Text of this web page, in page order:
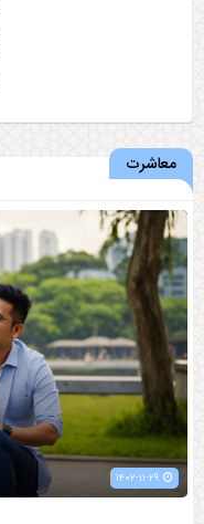
معاشرت